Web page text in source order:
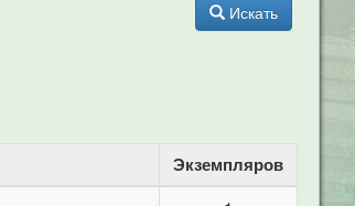
Искать
Экземпляров